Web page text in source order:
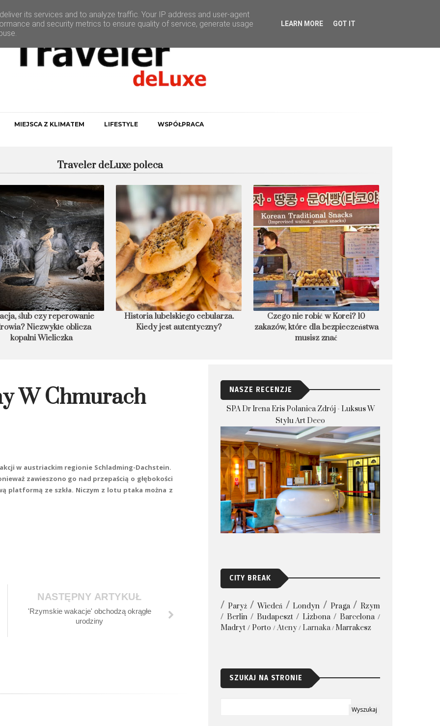
MIEJSCA Z KLIMATEM LIFESTYLE WSPÓŁPRACA
Traveler deLuxe poleca
lubelskiego cebularza.
jest autentyczny?
Czego nie robić w Korei? 10
zakazów, które dla bezpieczeństwa
8 podwodnych hoteli świata, czyli
nocleg w głębinach
W Chmurach
w austriackim regionie Schladming-Dachstein.
zawieszono go nad przepaścią o głębokości
platformą ze szkła. Niczym z lotu ptaka można z
NASTĘPNY ARTYKUŁ
'Rzymskie wakacje' obchodzą okrągłe
urodziny
NASZE RECENZJE
SPA Dr Irena Eris Polanica Zdrój - Luksus W
Stylu Art Deco
CITY BREAK
Paryż Wiedeń Londyn Praga
Rzym
Berlin
Budapeszt Lizbona
Barcelona
Madryt
Porto Ateny Larnaka Marrakesz
SZUKAJ NA STRONIE
its services and to analyze traffic. Your IP address and user-agent
and security metrics to ensure quality of service, generate usage
LEARN MORE GOT IT